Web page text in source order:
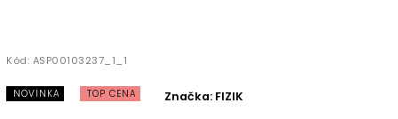
Kód: ASP00103237_1_1
NOVINKA TOP CENA Značka: FIZIK